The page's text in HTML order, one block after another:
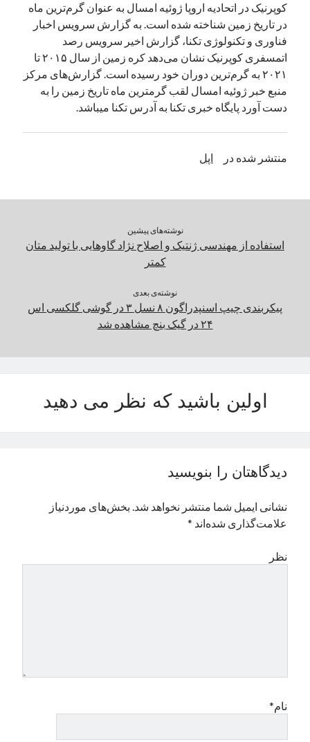
دسامبر 2023
نوامبر 2023
اکتبر 2023
سپتامبر 2023
آگوست 2023
جولای 2023
دسامبر 2022
دسته‌ها
کوپرنیک در اتحادیه اروپا ژوئیه امسال به عنوان گرم‌ترین ماه
در تاریخ زمین شناخته شده است. به گزارش سرویس اخبار
فناوری و تکنولوژی تکنا، گزارش اخیر سرویس رصد
اتمسفری کوپرنیک نشان می‌دهد کره زمین از سال ۲۰۱۵ تا
۲۰۲۱ به گرم‌ترین دوران خود رسیده است. گزارش‌های مرکز
منبع خبر ژوئیه امسال لقب گرمترین ماه تاریخ زمین را به
دست آورد پایگاه خبری تکنا به آدرس تکنا میباشد.
منتشر شده در اپل
نوشته‌های پیشین
استفاده از مهندسی ژنتیک و اصلاح نژاد گاوهایی با تولید متان
کمتر
نوشته‌ی بعدی
پیکربندی چیپ اسنپدراگون ۸ نسل ۳ در گوشی گلکسی اس
۲۴ در گیک بنچ مشاهده شد
اولین باشید که نظر می دهید
دیدگاهتان را بنویسید
نشانی ایمیل شما منتشر نخواهد شد. بخش‌های موردنیاز
علامت‌گذاری شده‌اند *
نظر
نام*